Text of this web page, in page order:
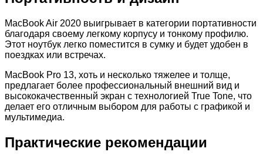
MacBook Air 2020 выигрывает в категории портативности
благодаря своему легкому корпусу и тонкому профилю.
Этот ноутбук легко поместится в сумку и будет удобен в
поездках или встречах.
MacBook Pro 13, хоть и несколько тяжелее и толще,
предлагает более профессиональный внешний вид и
высококачественный экран с технологией True Tone, что
делает его отличным выбором для работы с графикой и
мультимедиа.
Практические рекомендации